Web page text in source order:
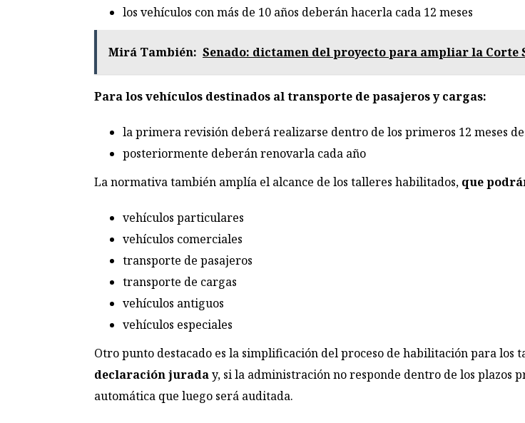
los vehículos con más de 10 años deberán hacerla cada 12 meses
Mirá También: Senado: dictamen del proyecto para ampliar la Corte
Para los vehículos destinados al transporte de pasajeros y cargas:
la primera revisión deberá realizarse dentro de los primeros 12 meses
posteriormente deberán renovarla cada año
La normativa también amplía el alcance de los talleres habilitados, que
vehículos particulares
vehículos comerciales
transporte de pasajeros
transporte de cargas
vehículos antiguos
vehículos especiales
Otro punto destacado es la simplificación del proceso de habilitación para los
declaración juraday, si la administración no responde dentro de los
automática que luego será auditada.